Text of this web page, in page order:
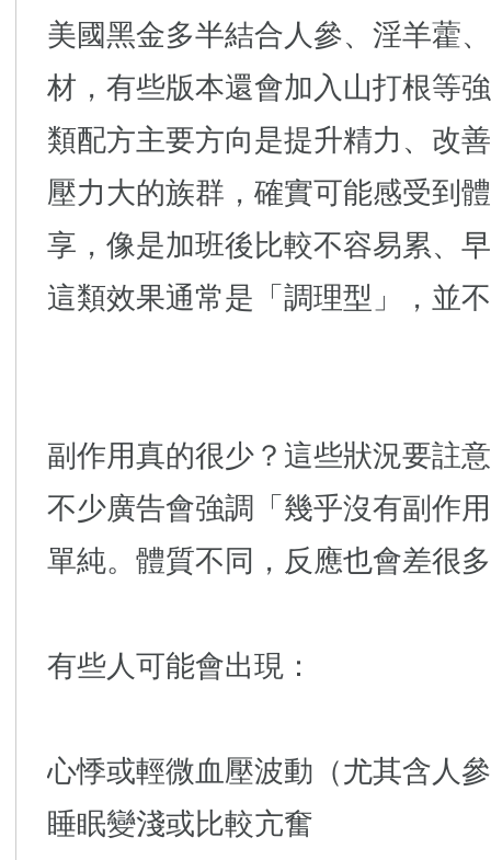
美國黑金多半結合人參、淫羊藿
材，有些版本還會加入山打根等
類配方主要方向是提升精力、改
壓力大的族群，確實可能感受到
享，像是加班後比較不容易累、
這類效果通常是「調理型」，並
副作用真的很少？這些狀況要註意
不少廣告會強調「幾乎沒有副作
單純。體質不同，反應也會差很
有些人可能會出現：
心悸或輕微血壓波動（尤其含人
睡眠變淺或比較亢奮